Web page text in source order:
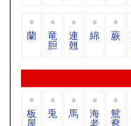
蘭 竜
胆
連
翹
綿 蕨
板
屋
兎 馬 海
老
鴛
鴦